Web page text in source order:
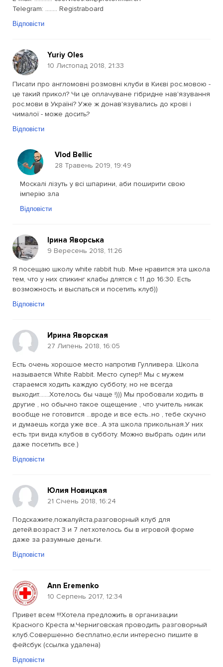
Telegram: ........ Registraboard
Відповісти
Yuriy Oles
10 Листопад 2018, 21:33
Писати про англомовні розмовні клуби в Києві рос.мовою -
це такий прикол? Чи це оплачуване гібридне нав'язування
рос.мови в Україні? Уже ж донав'язувались до крові і
чималої - може досить?
Відповісти
Vlod Bellic
28 Травень 2019, 19:49
Москалі лізуть у всі шпарини, аби поширити свою
імперію зла
Відповісти
Ірина Яворська
9 Вересень 2018, 11:26
Я посещаю школу white rabbit hub. Мне нравится эта школа
тем, что у них спикинг клабы длятся с 11 до 16:30. Есть
возможность и выспаться и посетить клуб))
Відповісти
Ирина Яворская
27 Липень 2018, 16:05
Есть очень хорошое место напротив Гулливера. Школа
называется White Rabbit. Место супер!! Мы с мужем
стараемся ходить каждую субботу, но не всегда
выходит.......Хотелось бы чаще !))) Мы пробовали ходить в
другие , но обычно такое ощещение , что учитель никак
вообще не готовится ...вроде и все есть..но , тебе скучно
и думаешь когда уже все...А эта школа прикольная.У них
есть три вида клубов в субботу. Можно выбрать один или
даже посетить все.)
Відповісти
Юлия Новицкая
21 Січень 2018, 16:24
Подскажите,пожалуйста,разговорный клуб для
детей.возраст 3 и 7 лет.хотелось бы в игровой форме
даже за разумные деньги.
Відповісти
Ann Eremenko
10 Серпень 2017, 12:34
Привет всем !!!Хотела предложить в организации
Красного Креста м.Черниговская проводить разговорный
клуб.Совершенно бесплатно,если интересно пишите в
фейсбук (ссылка удалена)
Відповісти